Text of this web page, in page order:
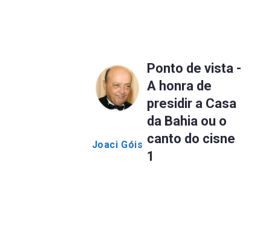
Joaci Góis
Ponto de vista -
A honra de
presidir a Casa
da Bahia ou o
canto do cisne
1